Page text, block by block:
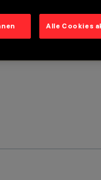
Alle Cookies